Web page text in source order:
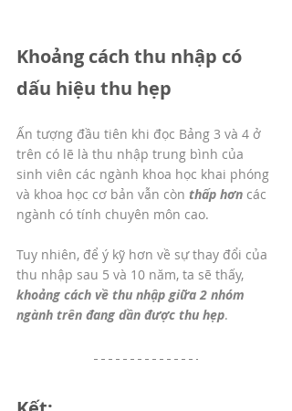
Khoảng cách thu nhập có
dấu hiệu thu hẹp
Ấn tượng đầu tiên khi đọc Bảng 3 và 4 ở
trên có lẽ là thu nhập trung bình của
sinh viên các ngành khoa học khai phóng
và khoa học cơ bản vẫn còn thấp hơn các
ngành có tính chuyên môn cao.
Tuy nhiên, để ý kỹ hơn về sự thay đổi của
thu nhập sau 5 và 10 năm, ta sẽ thấy,
khoảng cách về thu nhập giữa 2 nhóm
ngành trên đang dần được thu hẹp.